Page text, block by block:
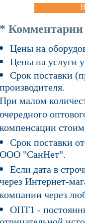
* Комментарии
Цены на
Цены на услуги
Срок поставки
производителя.
При малом
очередного
компенсации
Срок поставки
ООО "СанНет".
Если дата в
через Интернет-
компании через
ОПТ1 -